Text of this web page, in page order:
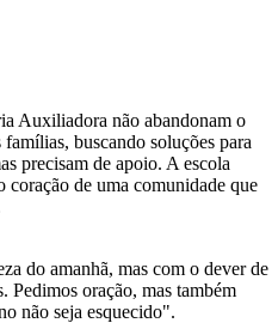
Auxiliadora não abandonam o
buscando soluções para
precisam de apoio. A escola
coração de uma comunidade que
do amanhã, mas com o dever de
Pedimos oração, mas também
não seja esquecido".